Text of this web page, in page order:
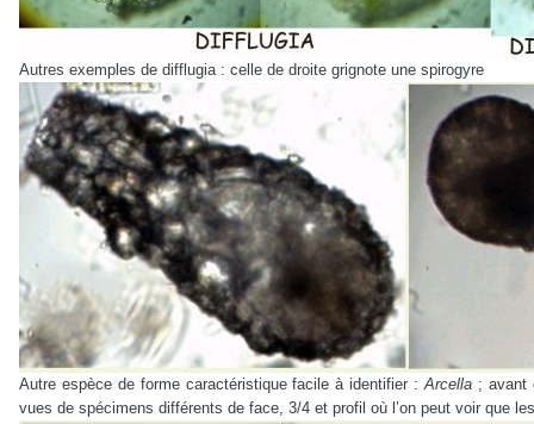
Autres exemples de difflugia : celle de droite grignote une spirogyre
Autre espèce de forme caractéristique facile à identifier :Arcella ; avant
vues de spécimens différents de face, 3/4 et profil où l’on peut voir que